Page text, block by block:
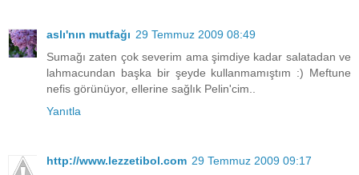
aslı'nın mutfağı 29 Temmuz 2009 08:49
Sumağı zaten çok severim ama şimdiye kadar salatadan ve
lahmacundan başka bir şeyde kullanmamıştım :) Meftune
nefis görünüyor, ellerine sağlık Pelin'cim..
Yanıtla
http://www.lezzetibol.com 29 Temmuz 2009 09:17